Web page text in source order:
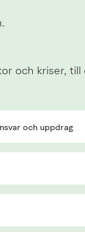
och kriser,
och uppdrag